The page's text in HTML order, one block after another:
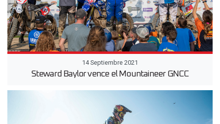
14 Septiembre 2021
Steward Baylor vence el Mountaineer GNCC